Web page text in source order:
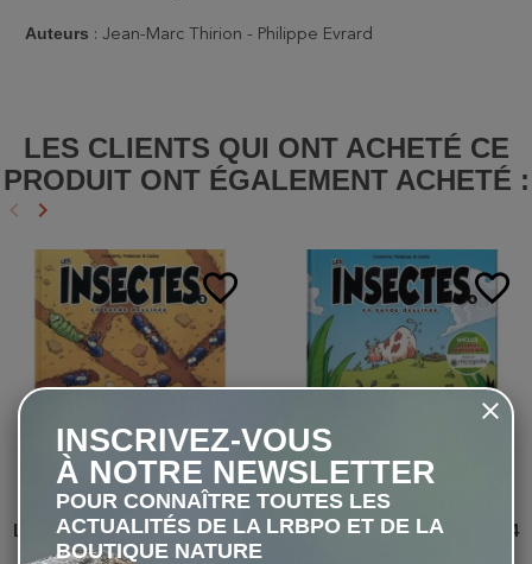
Auteurs : Jean-Marc Thirion - Philippe Evrard
LES CLIENTS QUI ONT ACHETÉ CE
PRODUIT ONT ÉGALEMENT ACHETÉ :
Précédent
keyboard_arrow_left Suivant
keyboard_arrow_right
favorite_border
Les Insectes en BD - Tome 3
favorite_border
Les Insectes en BD - Tome 4
INSCRIVEZ-VOUS
À NOTRE NEWSLETTER
POUR CONNAÎTRE TOUTES LES
ACTUALITÉS DE LA LRBPO ET DE LA
BOUTIQUE NATURE